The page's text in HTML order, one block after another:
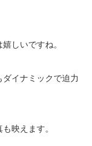
しいですね。
イナミックで迫力
映えます。